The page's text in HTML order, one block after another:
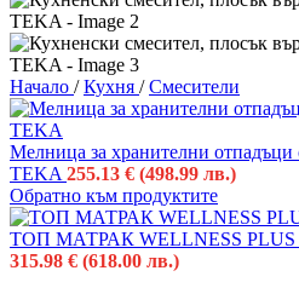
Начало / Кухня / Смесители
Мелница за хранителни отпадъци
TEKA 255.13 € (498.99 лв.)
Обратно към продуктите
ТОП МАТРАК WELLNESS PLUS
315.98 € (618.00 лв.)